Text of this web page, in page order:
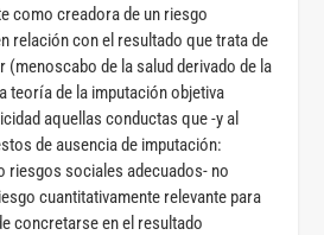
como creadora de un riesgo
relación con el resultado que trata de
(menoscabo de la salud derivado de la
teoría de la imputación objetiva
aquellas conductas que -y al
de ausencia de imputación:
riesgos sociales adecuados- no
cuantitativamente relevante para
concretarse en el resultado